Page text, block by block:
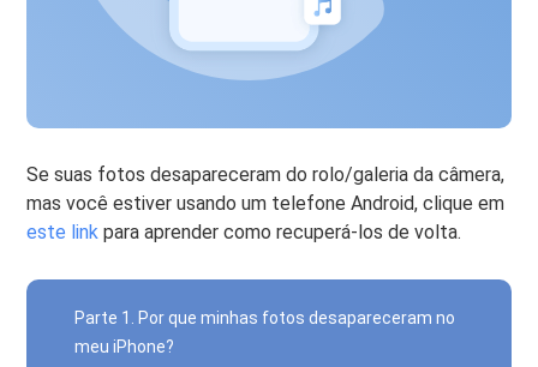
Se suas fotos desapareceram do rolo/galeria da câmera,
mas você estiver usando um telefone Android, clique em
este link para aprender como recuperá-los de volta.
Parte 1. Por que minhas fotos desapareceram no
meu iPhone?